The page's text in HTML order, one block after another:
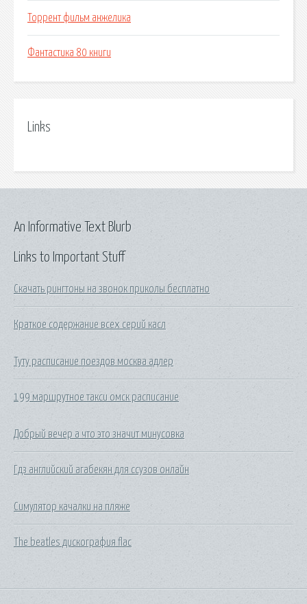
Торрент фильм анжелика
Фантастика 80 книги
Links
Links to Important Stuff
Скачать рингтоны на звонок приколы бесплатно
Краткое содержание всех серий касл
Туту расписание поездов москва адлер
199 маршрутное такси омск расписание
Добрый вечер а что это значит минусовка
Гдз английский агабекян для ссузов онлайн
Симулятор качалки на пляже
The beatles дискография flac
An Informative Text Blurb